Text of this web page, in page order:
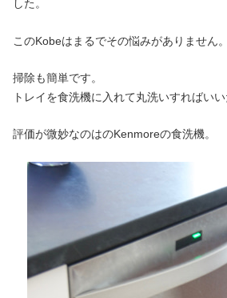
した。
このKobeはまるでその悩みがありません。
掃除も簡単です。
トレイを食洗機に入れて丸洗いすればいい
評価が微妙なのはのKenmoreの食洗機。